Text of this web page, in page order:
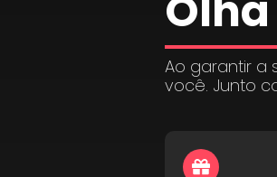
Ao garantir a
você. Junto